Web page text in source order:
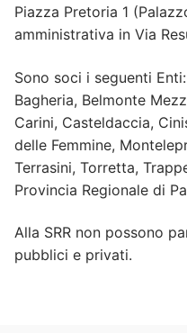
Piazza Pretoria 1
amministrativa in Via
Sono soci i seguenti
Bagheria, Belmonte
Carini, Casteldaccia,
delle Femmine,
Terrasini, Torretta,
Provincia Regionale di
Alla SRR non possono
pubblici e privati.